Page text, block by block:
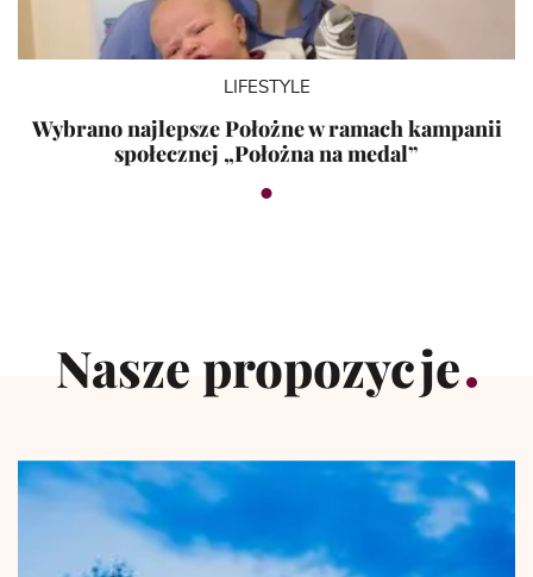
LIFESTYLE
Wybrano najlepsze Położne w ramach kampanii
społecznej „Położna na medal”
Nasze propozycje